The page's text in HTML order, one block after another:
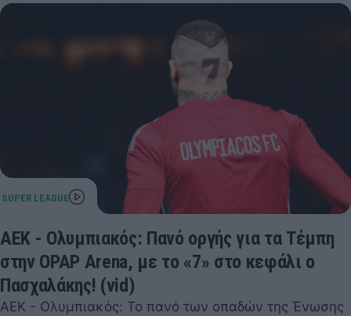
ΑΕΚ - Ολυμπιακός: Πανό οργής για τα Τέμπη
στην OPAP Arena, με το «7» στο κεφάλι ο
Πασχαλάκης! (vid)
ΑΕΚ - Ολυμπιακός: Το πανό των οπαδών της Ένωσης